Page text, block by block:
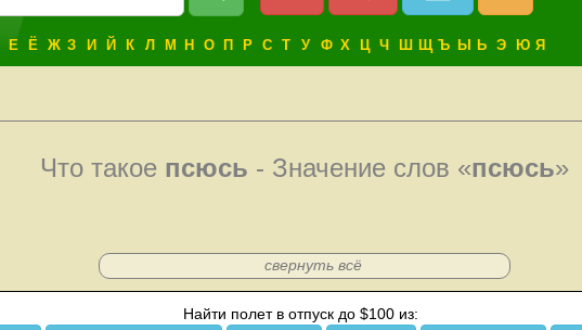
Е Ё Ж З И Й К Л М Н О П Р С Т У Ф Х Ц Ч Ш Щ Ъ Ы Ь Э Ю Я
Что такое псюсь - Значение слов «псюсь»
свернуть всё
Найти полет в отпуск до $100 из: